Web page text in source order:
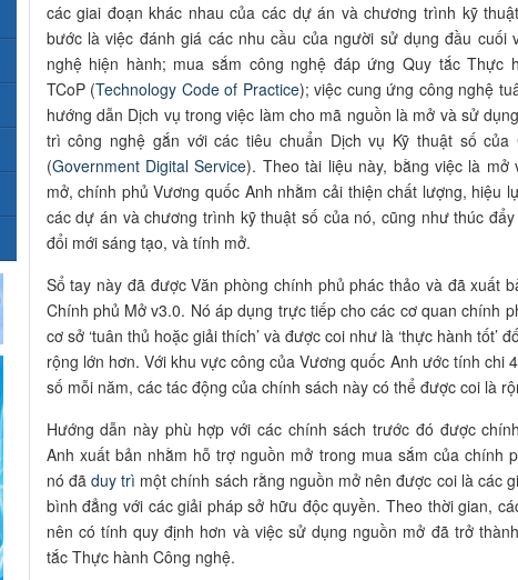
các giai đoạn khác nhau của các dự án và chương trình kỹ
bước là việc đánh giá các nhu cầu của người sử dụng đầu cuối
nghệ hiện hành; mua sắm công nghệ đáp ứng Quy tắc Thực
TCoP (Technology Code of Practice); việc cung ứng công nghệ
hướng dẫn Dịch vụ trong việc làm cho mã nguồn là mở và sử
trì công nghệ gắn với các tiêu chuẩn Dịch vụ Kỹ thuật số của
(Government Digital Service). Theo tài liệu này, bằng việc là mở
mở, chính phủ Vương quốc Anh nhằm cải thiện chất lượng, hiệu
các dự án và chương trình kỹ thuật số của nó, cũng như thúc
đổi mới sáng tạo, và tính mở.
Sổ tay này đã được Văn phòng chính phủ phác thảo và đã xuất
Chính phủ Mở v3.0. Nó áp dụng trực tiếp cho các cơ quan chính
cơ sở ‘tuân thủ hoặc giải thích’ và được coi như là ‘thực hành tốt’
rộng lớn hơn. Với khu vực công của Vương quốc Anh ước tính chi
số mỗi năm, các tác động của chính sách này có thể được coi là
Hướng dẫn này phù hợp với các chính sách trước đó được
Anh xuất bản nhằm hỗ trợ nguồn mở trong mua sắm của chính
nó đã duy trì một chính sách rằng nguồn mở nên được coi là các
bình đẳng với các giải pháp sở hữu độc quyền. Theo thời gian,
nên có tính quy định hơn và việc sử dụng nguồn mở đã trở
tắc Thực hành Công nghệ.